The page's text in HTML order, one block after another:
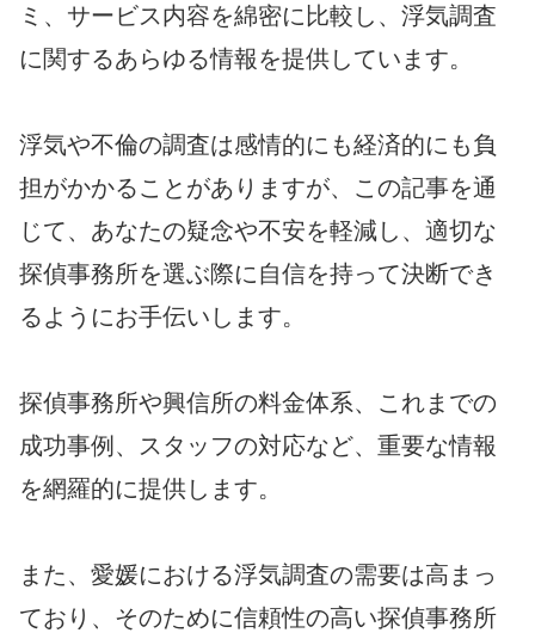
ミ、サービス内容を綿密に比較し、浮気調査
に関するあらゆる情報を提供しています。
浮気や不倫の調査は感情的にも経済的にも負
担がかかることがありますが、この記事を通
じて、あなたの疑念や不安を軽減し、適切な
探偵事務所を選ぶ際に自信を持って決断でき
るようにお手伝いします。
探偵事務所や興信所の料金体系、これまでの
成功事例、スタッフの対応など、重要な情報
を網羅的に提供します。
また、愛媛における浮気調査の需要は高まっ
ており、そのために信頼性の高い探偵事務所